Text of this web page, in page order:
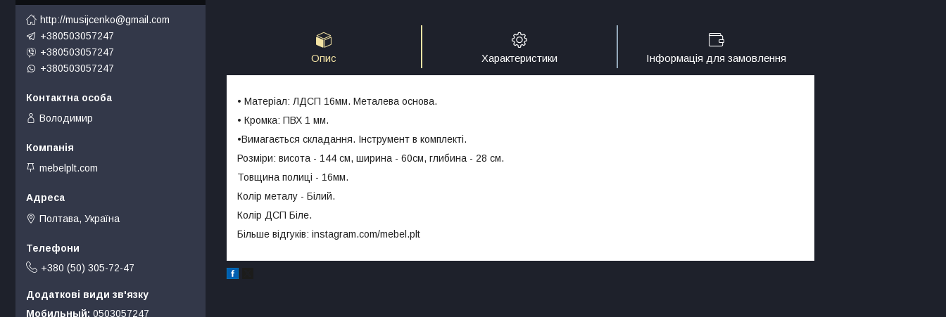
Опис Характеристики Інформація для замовлення
• Матеріал: ЛДСП 16мм. Металева основа.
• Кромка: ПВХ 1 мм.
•Вимагається складання. Інструмент в комплекті.
Розміри: висота - 144 см, ширина - 60см, глибина - 28 см.
Товщина полиці - 16мм.
Колір металу - Білий.
Колір ДСП Біле.
Більше відгуків: instagram.com/mebel.plt
http://musijcenko@gmail.com
+380503057247
+380503057247
+380503057247
Володимир
mebelplt.com
Полтава, Україна
+380 (50) 305-72-47
Мобильный 0503057247